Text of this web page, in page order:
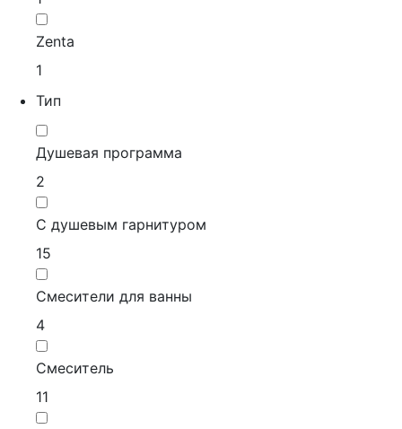
Zenta
1
Тип
Душевая программа
2
С душевым гарнитуром
15
Смесители для ванны
4
Смеситель
11